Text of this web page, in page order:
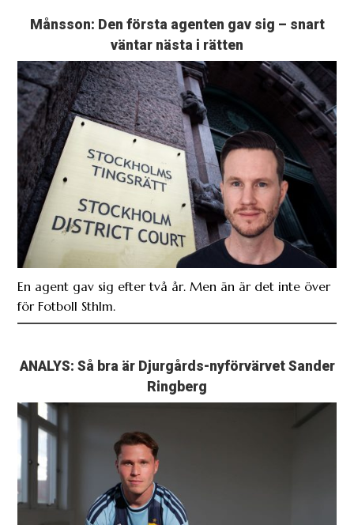
Månsson: Den första agenten gav sig – snart
väntar nästa i rätten
En agent gav sig efter två år. Men än är det inte över
för Fotboll Sthlm.
ANALYS: Så bra är Djurgårds-nyförvärvet Sander
Ringberg